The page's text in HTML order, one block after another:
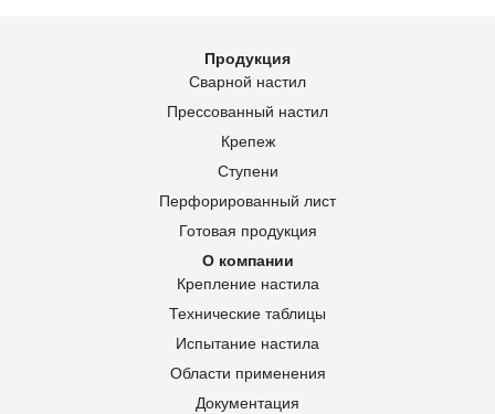
Продукция
Сварной настил
Прессованный настил
Крепеж
Ступени
Перфорированный лист
Готовая продукция
О компании
Крепление настила
Технические таблицы
Испытание настила
Области применения
Документация